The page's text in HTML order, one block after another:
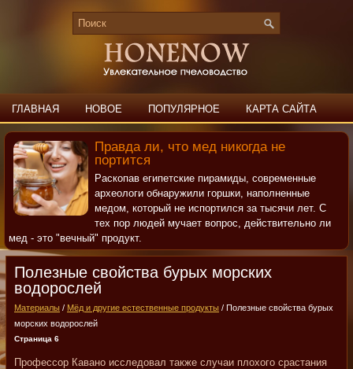
ГЛАВНАЯ НОВОЕ ПОПУЛЯРНОЕ КАРТА САЙТА
ПОИСК КОНТАКТЫ
Правда ли, что мед никогда не
портится
Раскопав египетские пирамиды, современные
археологи обнаружили горшки, наполненные
медом, который не испортился за тысячи лет. С
тех пор людей мучает вопрос, действительно ли
мед - это "вечный" продукт.
Полезные свойства бурых морских
водорослей
Материалы / Мёд и другие естественные продукты / Полезные свойства бурых
морских водорослей
Страница 6
Профессор Кавано исследовал также случаи плохого срастания